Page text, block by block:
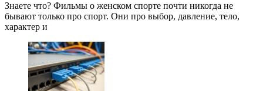
Знаете что? Фильмы о женском спорте почти никогда не
бывают только про спорт. Они про выбор, давление, тело,
характер и